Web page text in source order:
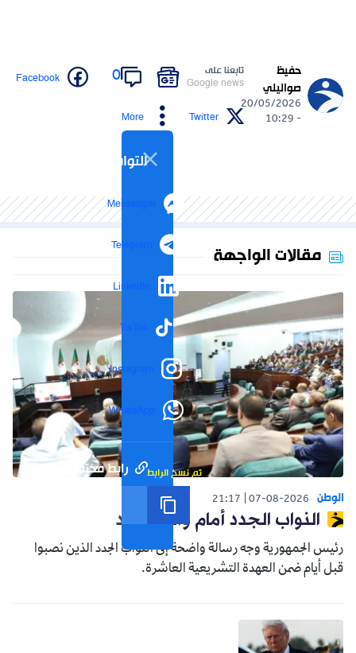
حفيظ
صواليلي
20/05/2026
- 10:29
تابعنا على
Google news
0
Facebook
Twitter
More
التواصل الاجتماعي
Messenger
Telegram
LinkedIn
TikTok
Instagram
WhatsApp
رابط مختصر تم نسخ الرابط
مقالات الواجهة
الوطن 07-08-2026
21:17
النواب الجدد أمام واقع جديد
رئيس الجمهورية وجه رسالة واضحة إلى النواب الجدد الذين نصبوا
قبل أيام ضمن العهدة التشريعية العاشرة.